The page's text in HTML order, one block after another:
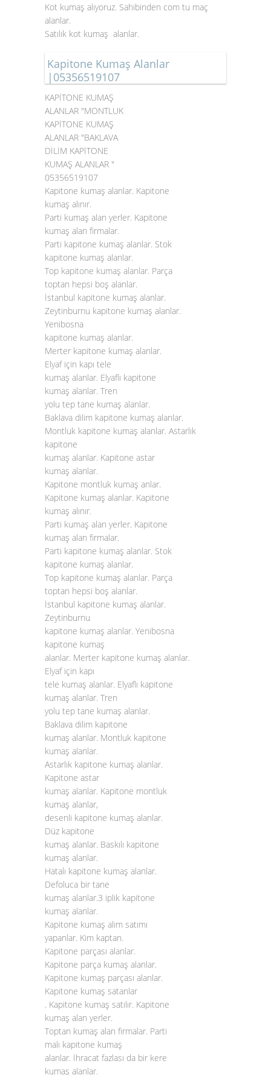
Kot kumaş alıyoruz. Sahibinden com tu maç
alanlar.
Satılık kot kumaş alanlar.
Kapitone Kumaş Alanlar
|05356519107
KAPİTONE KUMAŞ
ALANLAR "MONTLUK
KAPİTONE KUMAŞ
ALANLAR "BAKLAVA
DİLİM KAPİTONE
KUMAŞ ALANLAR "
05356519107
Kapitone kumaş alanlar. Kapitone
kumaş alınır.
Parti kumaş alan yerler. Kapitone
kumaş alan firmalar.
Parti kapitone kumaş alanlar. Stok
kapitone kumaş alanlar.
Top kapitone kumaş alanlar. Parça
toptan hepsi boş alanlar.
İstanbul kapitone kumaş alanlar.
Zeytinburnu kapitone kumaş alanlar.
Yenibosna
kapitone kumaş alanlar.
Merter kapitone kumaş alanlar.
Elyaf için kapı tele
kumaş alanlar. Elyaflı kapitone
kumaş alanlar. Tren
yolu tep tane kumaş alanlar.
Baklava dilim kapitone kumaş alanlar.
Montluk kapitone kumaş alanlar. Astarlık
kapitone
kumaş alanlar. Kapitone astar
kumaş alanlar.
Kapitone montluk kumaş anlar.
Kapitone kumaş alanlar. Kapitone
kumaş alınır.
Parti kumaş alan yerler. Kapitone
kumaş alan firmalar.
Parti kapitone kumaş alanlar. Stok
kapitone kumaş alanlar.
Top kapitone kumaş alanlar. Parça
toptan hepsi boş alanlar.
İstanbul kapitone kumaş alanlar.
Zeytinburnu
kapitone kumaş alanlar. Yenibosna
kapitone kumaş
alanlar. Merter kapitone kumaş alanlar.
Elyaf için kapı
tele kumaş alanlar. Elyaflı kapitone
kumaş alanlar. Tren
yolu tep tane kumaş alanlar.
Baklava dilim kapitone
kumaş alanlar. Montluk kapitone
kumaş alanlar.
Astarlık kapitone kumaş alanlar.
Kapitone astar
kumaş alanlar. Kapitone montluk
kumaş alanlar,
desenli kapitone kumaş alanlar.
Düz kapitone
kumaş alanlar. Baskılı kapitone
kumaş alanlar.
Hatalı kapitone kumaş alanlar.
Defoluca bir tane
kumaş alanlar.3 iplik kapitone
kumaş alanlar.
Kapitone kumaş alım satımı
yapanlar. Kim kaptan.
Kapitone parçası alanlar.
Kapitone parça kumaş alanlar.
Kapitone kumaş parçası alanlar.
Kapitone kumaş satanlar
. Kapitone kumaş satılır. Kapitone
kumaş alan yerler.
Toptan kumaş alan firmalar. Parti
malı kapitone kumaş
alanlar. İhracat fazlası da bir kere
kumaş alanlar.